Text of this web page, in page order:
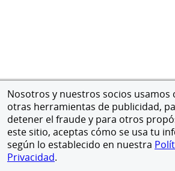
Nosotros y nuestros socios usamos
otras herramientas de publicidad,
detener el fraude y para otros
este sitio, aceptas cómo se usa tu
según lo establecido en nuestra
Privacidad.